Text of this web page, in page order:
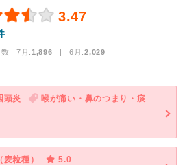
3.47
数 7月:1,896 | 6月:2,029
頭炎
喉が痛い・鼻のつまり・痰
粒種）
5.0